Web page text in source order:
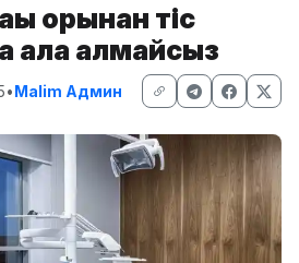
қорынан тіс
ала алмайсыз
•Malim Админ